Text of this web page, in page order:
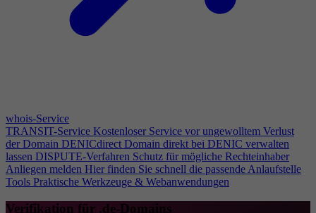
whois-Service
TRANSIT-Service Kostenloser Service vor ungewolltem Verlust
der Domain DENICdirect Domain direkt bei DENIC verwalten
lassen DISPUTE-Verfahren Schutz für mögliche Rechteinhaber
Anliegen melden Hier finden Sie schnell die passende Anlaufstelle
Tools Praktische Werkzeuge & Webanwendungen
Verifikation für .de-Domains